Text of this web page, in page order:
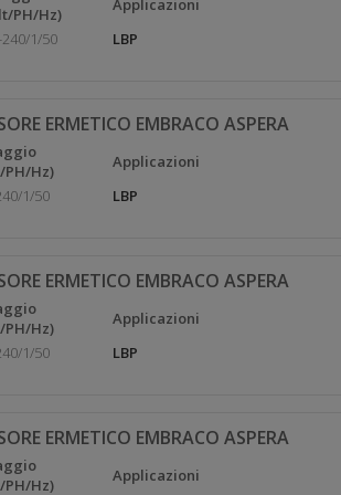
PH/Hz)
Applicazioni
1/50 LBP
ERMETICO EMBRACO ASPERA
PH/Hz)
Applicazioni
1/50 LBP
ERMETICO EMBRACO ASPERA
PH/Hz)
Applicazioni
1/50 LBP
ERMETICO EMBRACO ASPERA
PH/Hz)
Applicazioni